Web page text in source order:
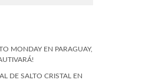
MONDAY EN PARAGUAY,
DE SALTO CRISTAL EN